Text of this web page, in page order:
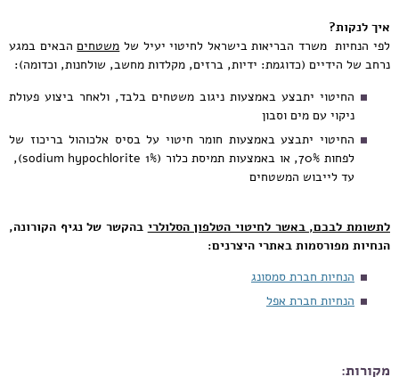
איך לנקות?
לפי הנחיות משרד הבריאות בישראל לחיטוי יעיל של משטחיםהבאים במגע
נרחב של הידיים (כדוגמת: ידיות, ברזים, מקלדות מחשב, שולחנות, וכדומה):
החיטוי יתבצע באמצעות ניגוב משטחים בלבד, ולאחר ביצוע פעולת
ניקוי עם מים וסבון
החיטוי יתבצע באמצעות חומר חיטוי על בסיס אלכוהול בריכוז של
לפחות 70%, או באמצעות תמיסת כלור (1% sodium hypochlorite),
עד לייבוש המשטחים
לתשומת לבכם, באשר לחיטוי הטלפון הסלולרי בהקשר של נגיף הקורונה,
הנחיות מפורסמות באתרי היצרנים:
הנחיות חברת סמסונג
הנחיות חברת אפל
מקורות: